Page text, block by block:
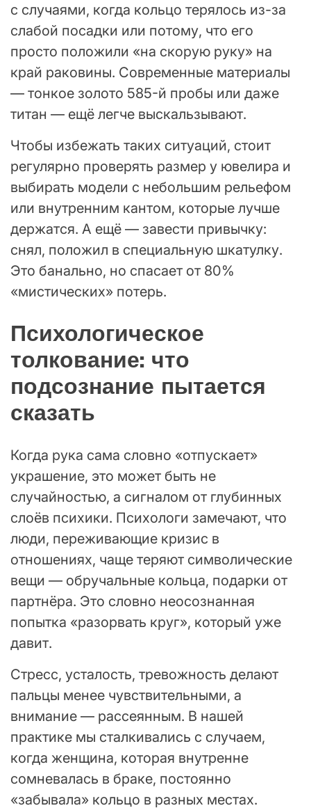
с случаями, когда кольцо терялось из-за
слабой посадки или потому, что его
просто положили «на скорую руку» на
край раковины. Современные материалы
— тонкое золото 585-й пробы или даже
титан — ещё легче выскальзывают.
Чтобы избежать таких ситуаций, стоит
регулярно проверять размер у ювелира и
выбирать модели с небольшим рельефом
или внутренним кантом, которые лучше
держатся. А ещё — завести привычку:
снял, положил в специальную шкатулку.
Это банально, но спасает от 80%
«мистических» потерь.
Психологическое
толкование: что
подсознание пытается
сказать
Когда рука сама словно «отпускает»
украшение, это может быть не
случайностью, а сигналом от глубинных
слоёв психики. Психологи замечают, что
люди, переживающие кризис в
отношениях, чаще теряют символические
вещи — обручальные кольца, подарки от
партнёра. Это словно неосознанная
попытка «разорвать круг», который уже
давит.
Стресс, усталость, тревожность делают
пальцы менее чувствительными, а
внимание — рассеянным. В нашей
практике мы сталкивались с случаем,
когда женщина, которая внутренне
сомневалась в браке, постоянно
«забывала» кольцо в разных местах.